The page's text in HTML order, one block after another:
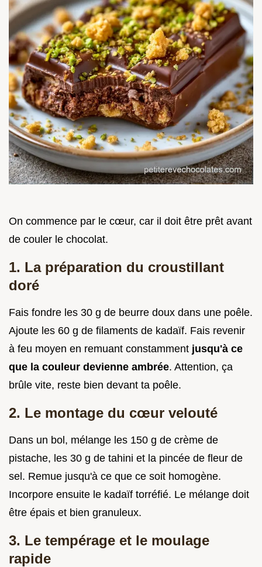
On commence par le cœur, car il doit être prêt avant
de couler le chocolat.
1. La préparation du croustillant
doré
Fais fondre les 30 g de beurre doux dans une poêle.
Ajoute les 60 g de filaments de kadaïf. Fais revenir
à feu moyen en remuant constamment jusqu'à ce
que la couleur devienne ambrée. Attention, ça
brûle vite, reste bien devant ta poêle.
2. Le montage du cœur velouté
Dans un bol, mélange les 150 g de crème de
pistache, les 30 g de tahini et la pincée de fleur de
sel. Remue jusqu'à ce que ce soit homogène.
Incorpore ensuite le kadaïf torréfié. Le mélange doit
être épais et bien granuleux.
3. Le tempérage et le moulage
rapide